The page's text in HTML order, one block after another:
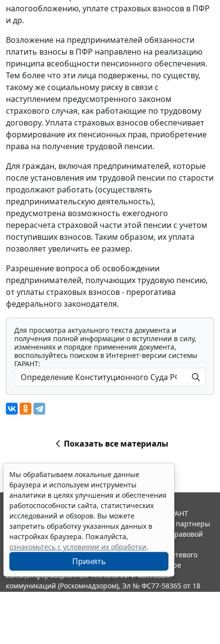
налогообложению, уплате страховых взносов в ПФР
и др.
Возложение на предпринимателей обязанности
платить взносы в ПФР направлено на реализацию
принципа всеобщности пенсионного обеспечения.
Тем более что эти лица подвержены, по существу,
такому же социальному риску в связи с
наступлением предусмотренного законом
страхового случая, как работающие по трудовому
договору. Уплата страховых взносов обеспечивает
формирование их пенсионных прав, приобретение
права на получение трудовой пенсии.
Для граждан, включая предпринимателей, которые
после установления им трудовой пенсии по старости
продолжают работать (осуществлять
предпринимательскую деятельность),
предусмотрена возможность ежегодного
перерасчета страховой части этой пенсии с учетом
поступивших взносов. Таким образом, их уплата
позволяет увеличить ее размер.
Разрешение вопроса об освобождении
предпринимателей, получающих трудовую пенсию,
от уплаты страховых взносов - прерогатива
федерального законодателя.
Для просмотра актуального текста документа и
получения полной информации о вступлении в силу,
изменениях и порядке применения документа,
воспользуйтесь поиском в Интернет-версии системы
ГАРАНТ:
Показать все материалы
Мы обрабатываем локальные данные
браузера и используем инструменты
аналитики в целях улучшения и обеспечения
работоспособности сайта, статистических
исследований и обзоров. Вы можете
запретить обработку указанных данных в
настройках браузера. Пожалуйста,
ознакомьтесь с условиями их обработки.
Принять
© ООО "НПП "ГАРАНТ-СЕРВИС", 2026. Система ГАРАНТ
выпускается с 1990 года. Компания "Гарант" и ее партнеры
являются участниками Российской ассоциации правовой
информации ГАРАНТ.
Портал ГАРАНТ.РУ зарегистрирован в качестве сетевого
издания Федеральной службой по надзору в сфере
связи,информационных технологий и массовых
коммуникаций (Роскомнадзором), Эл № ФС77-58365 от 18